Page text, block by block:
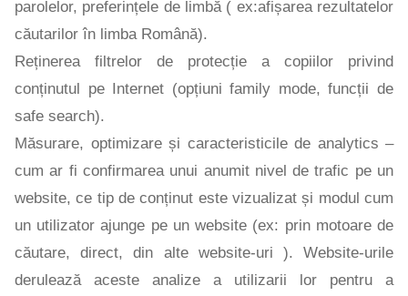
parolelor, preferințele de limbă ( ex:afișarea rezultatelor
căutarilor în limba Română).
Reținerea filtrelor de protecție a copiilor privind
conținutul pe Internet (opțiuni family mode, funcții de
safe search).
Măsurare, optimizare și caracteristicile de analytics –
cum ar fi confirmarea unui anumit nivel de trafic pe un
website, ce tip de conținut este vizualizat și modul cum
un utilizator ajunge pe un website (ex: prin motoare de
căutare, direct, din alte website-uri ). Website-urile
derulează aceste analize a utilizarii lor pentru a